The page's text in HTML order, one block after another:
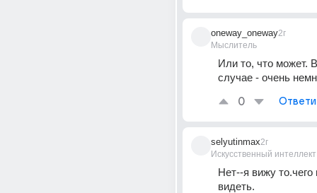
oneway_oneway
Мыслитель
2г
Или то, что может.
случае - очень
0
selyutinmax
Искусственный интеллект
2г
Нет--я вижу то.чего
видеть.